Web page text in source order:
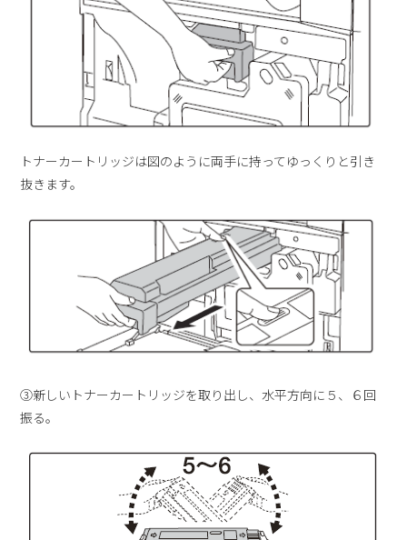
トナーカートリッジは図のように両手に持ってゆっくりと引き
抜きます。
③新しいトナーカートリッジを取り出し、水平方向に５、６回
振る。